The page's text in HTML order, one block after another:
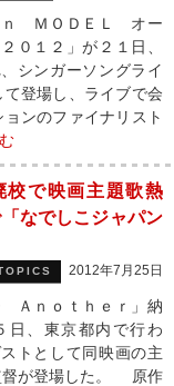
ｎ ＭＯＤＥＬ オー
０１２」が２１日、
シンガーソングライ
登場し、ライブで会
ンのファイナリスト
校で映画主題歌熱
なでしこジャパン
2012年7月25日
Ａｎｏｔｈｅｒ」納
日、東京都内で行わ
トとして同映画の主
督が登場した。 原作